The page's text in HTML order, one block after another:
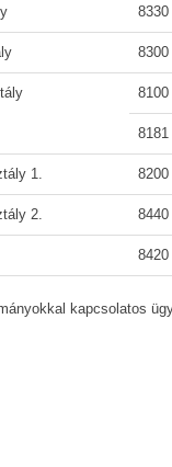
1.
2.
kapcsolatos